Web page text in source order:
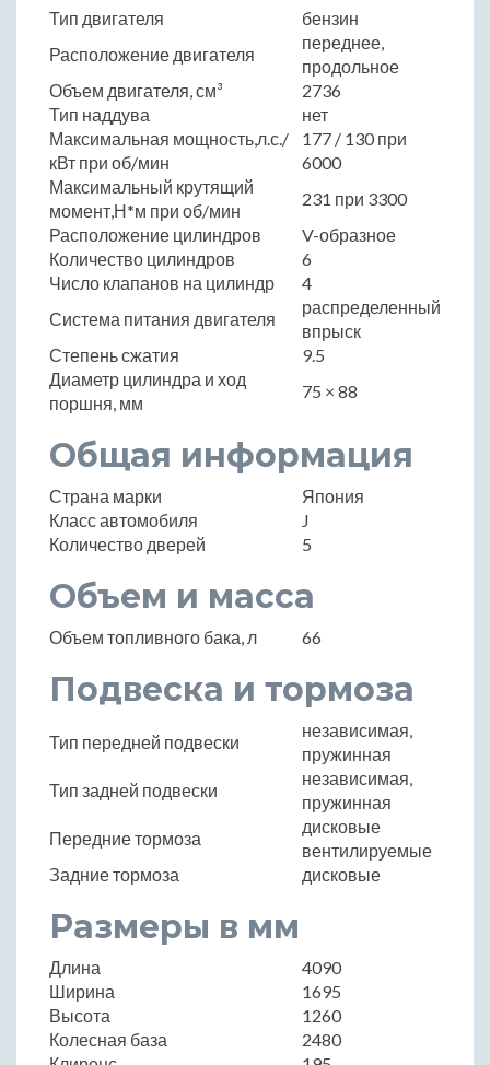
Тип двигателя
бензин
Расположение двигателя
переднее,
продольное
Объем двигателя, см³
2736
Тип наддува
нет
Максимальная мощность,л.с./
кВт при об/мин
177 / 130 при
6000
Максимальный крутящий
момент,Н*м при об/мин
231 при 3300
Расположение цилиндров
V-образное
Количество цилиндров
6
Число клапанов на цилиндр
4
Система питания двигателя
распределенный
впрыск
Степень сжатия
9.5
Диаметр цилиндра и ход
поршня, мм
75 × 88
Общая информация
Страна марки
Япония
Класс автомобиля
J
Количество дверей
5
Объем и масса
Объем топливного бака, л 66
Подвеска и тормоза
Тип передней подвески
независимая,
пружинная
Тип задней подвески
независимая,
пружинная
Передние тормоза
дисковые
вентилируемые
Задние тормоза
дисковые
Размеры в мм
Длина
4090
Ширина
1695
Высота
1260
Колесная база
2480